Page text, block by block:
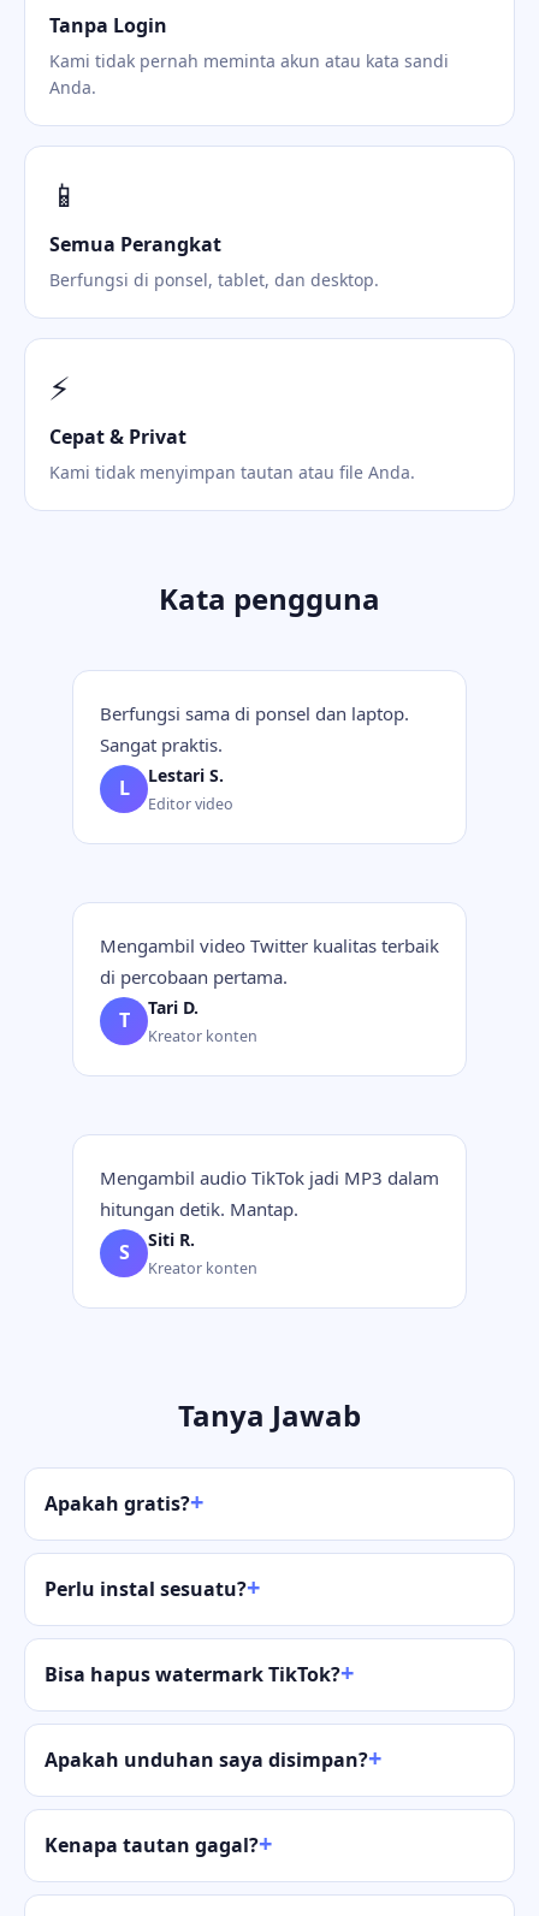
Tanpa Login
Kami tidak pernah meminta akun atau kata sandi
Anda.
📱
Semua Perangkat
Berfungsi di ponsel, tablet, dan desktop.
⚡
Cepat & Privat
Kami tidak menyimpan tautan atau file Anda.
Kata pengguna
Berfungsi sama di ponsel dan laptop.
Sangat praktis.
L Lestari S.
Editor video
Mengambil video Twitter kualitas terbaik
di percobaan pertama.
T Tari D.
Kreator konten
Mengambil audio TikTok jadi MP3 dalam
hitungan detik. Mantap.
S Siti R.
Kreator konten
Tanya Jawab
Apakah gratis?
Perlu instal sesuatu?
Bisa hapus watermark TikTok?
Apakah unduhan saya disimpan?
Kenapa tautan gagal?